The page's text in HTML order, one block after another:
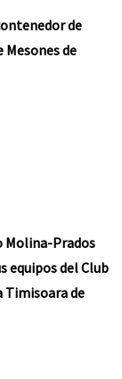
de
Mesones de
Molina-Prados
equipos del Club
Timisoara de